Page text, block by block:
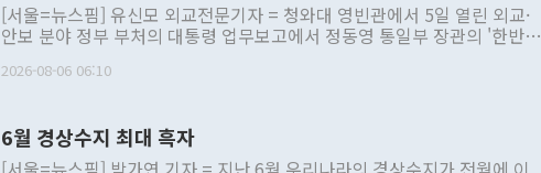
[서울=뉴스핌] 유신모 외교전문기자 = 청와대 영빈관에서 5일 열린 외교·
안보 분야 정부 부처의 대통령 업무보고에서 정동영 통일부 장관의 '한반도
발언 중에는 정부 내 조율을 거치지 않은 사안을 정책으로 추진하겠다고 공
주의적 희망에 근거한 비현실적 구상'이라는 비판을 내놨다. 그동안 정 장
관의 대북 정책 관련 발언이 물의를 빚은 적은 여러 번 있지만 대통령과 유
2026-08-06 06:10
6월 경상수지 최대 흑자